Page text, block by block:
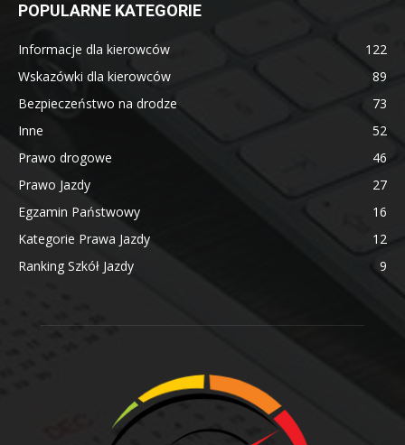
POPULARNE KATEGORIE
Informacje dla kierowców
122
Wskazówki dla kierowców
89
Bezpieczeństwo na drodze
73
Inne
52
Prawo drogowe
46
Prawo Jazdy
27
Egzamin Państwowy
16
Kategorie Prawa Jazdy
12
Ranking Szkół Jazdy
9